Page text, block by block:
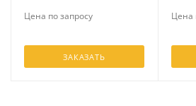
Цена по запросу
ЗАКАЗАТЬ
Цена